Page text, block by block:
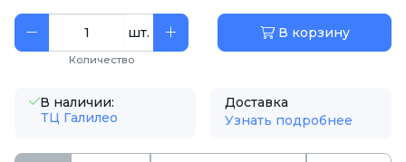
шт.
Количество
В корзину
В наличии:
ТЦ Галилео
Доставка
Узнать подробнее